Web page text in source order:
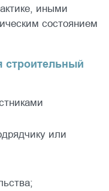
иными
состоянием
строительный
или